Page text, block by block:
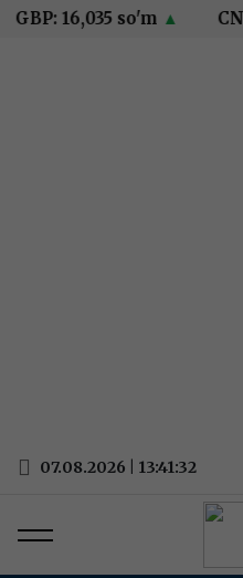
16,035 so'm▲
07.08.2026 | 13:41:32